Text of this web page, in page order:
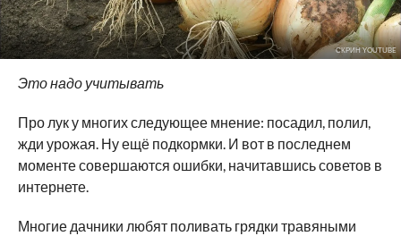
СКРИН YOUTUBE
Это надо учитывать
Про лук у многих следующее мнение: посадил, полил,
жди урожая. Ну ещё подкормки. И вот в последнем
моменте совершаются ошибки, начитавшись советов в
интернете.
Многие дачники любят поливать грядки травяными